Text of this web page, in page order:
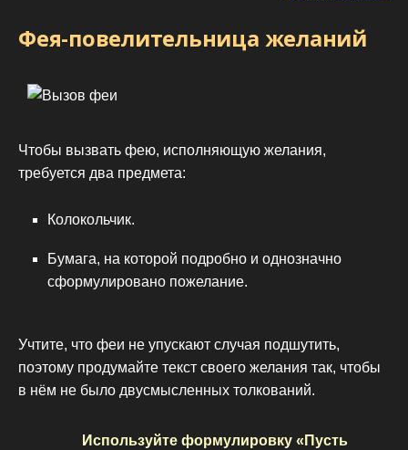
Фея-повелительница желаний
Чтобы вызвать фею, исполняющую желания,
требуется два предмета:
Колокольчик.
Бумага, на которой подробно и однозначно
сформулировано пожелание.
Учтите, что феи не упускают случая подшутить,
поэтому продумайте текст своего желания так, чтобы
в нём не было двусмысленных толкований.
Используйте формулировку «Пусть